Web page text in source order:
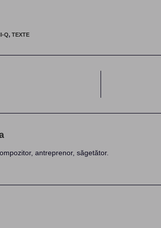
Q, TEXTE
antreprenor, săgetător.